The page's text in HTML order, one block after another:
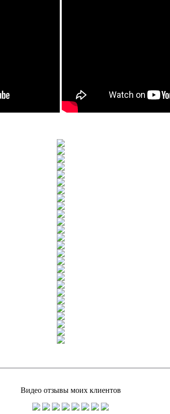
Видео отзывы моих клиентов